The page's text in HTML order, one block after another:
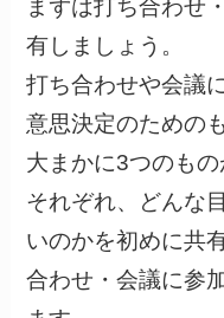
まずは打ち合わせ
有しましょう。
打ち合わせや会議
意思決定のための
大まかに3つのもの
それぞれ、どんな
いのかを初めに共
合わせ・会議に参